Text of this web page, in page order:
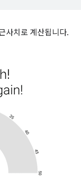
사치로 계산됩니다.